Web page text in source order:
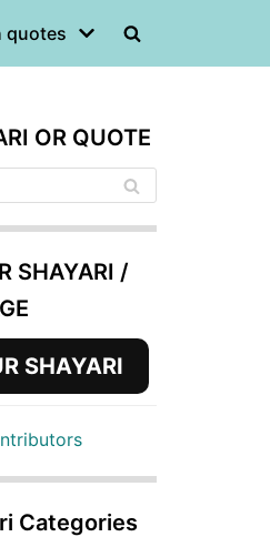
quotes
OR QUOTE
SHAYARI /
SHAYARI
Categories